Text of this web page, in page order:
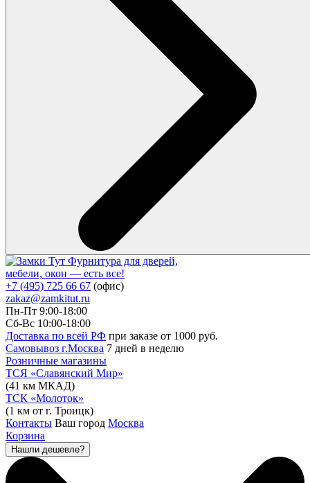
Фурнитура для дверей,
мебели, окон — есть все!
+7 (495) 725 66 67 (офис)
zakaz@zamkitut.ru
Пн-Пт 9:00-18:00
Сб-Вс 10:00-18:00
Доставка по всей РФ при заказе от 1000 руб.
Самовывоз г.Москва 7 дней в неделю
Розничные магазины
ТСЯ «Славянский Мир»
(41 км МКАД)
ТСК «Молоток»
(1 км от г. Троицк)
Контакты Ваш город Москва
Корзина
Нашли дешевле?